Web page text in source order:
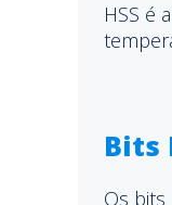
HSS é
Bits
Os